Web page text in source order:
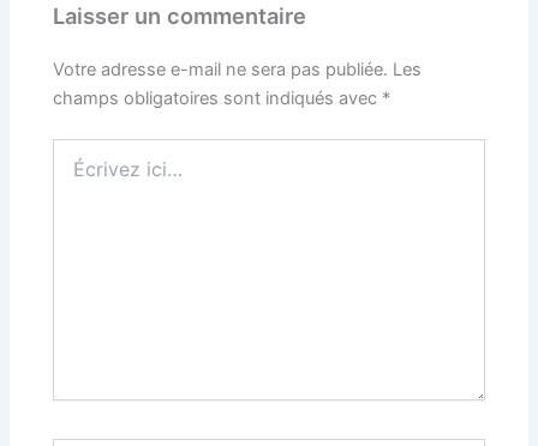
Laisser un commentaire
Votre adresse e-mail ne sera pas publiée. Les
champs obligatoires sont indiqués avec *
ici…